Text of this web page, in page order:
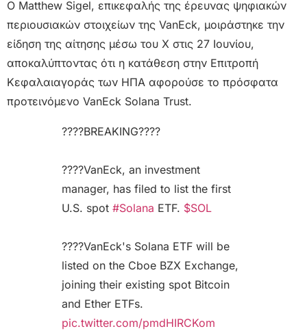
Ο Matthew Sigel, επικεφαλής της έρευνας ψηφιακών
περιουσιακών στοιχείων της VanEck, μοιράστηκε την
είδηση της αίτησης μέσω του X στις 27 Ιουνίου,
αποκαλύπτοντας ότι η κατάθεση στην Επιτροπή
Κεφαλαιαγοράς των ΗΠΑ αφορούσε το πρόσφατα
προτεινόμενο VanEck Solana Trust.
????BREAKING????
????VanEck, an investment
manager, has filed to list the first
U.S. spot #Solana ETF. $SOL
????VanEck's Solana ETF will be
listed on the Cboe BZX Exchange,
joining their existing spot Bitcoin
and Ether ETFs.
pic.twitter.com/pmdHIRCKom